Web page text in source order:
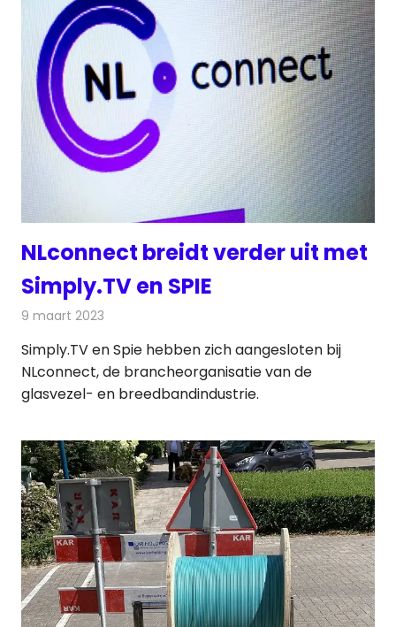
NLconnect breidt verder uit met
Simply.TV en SPIE
9 maart 2023
Simply.TV en Spie hebben zich aangesloten bij
NLconnect, de brancheorganisatie van de
glasvezel- en breedbandindustrie.